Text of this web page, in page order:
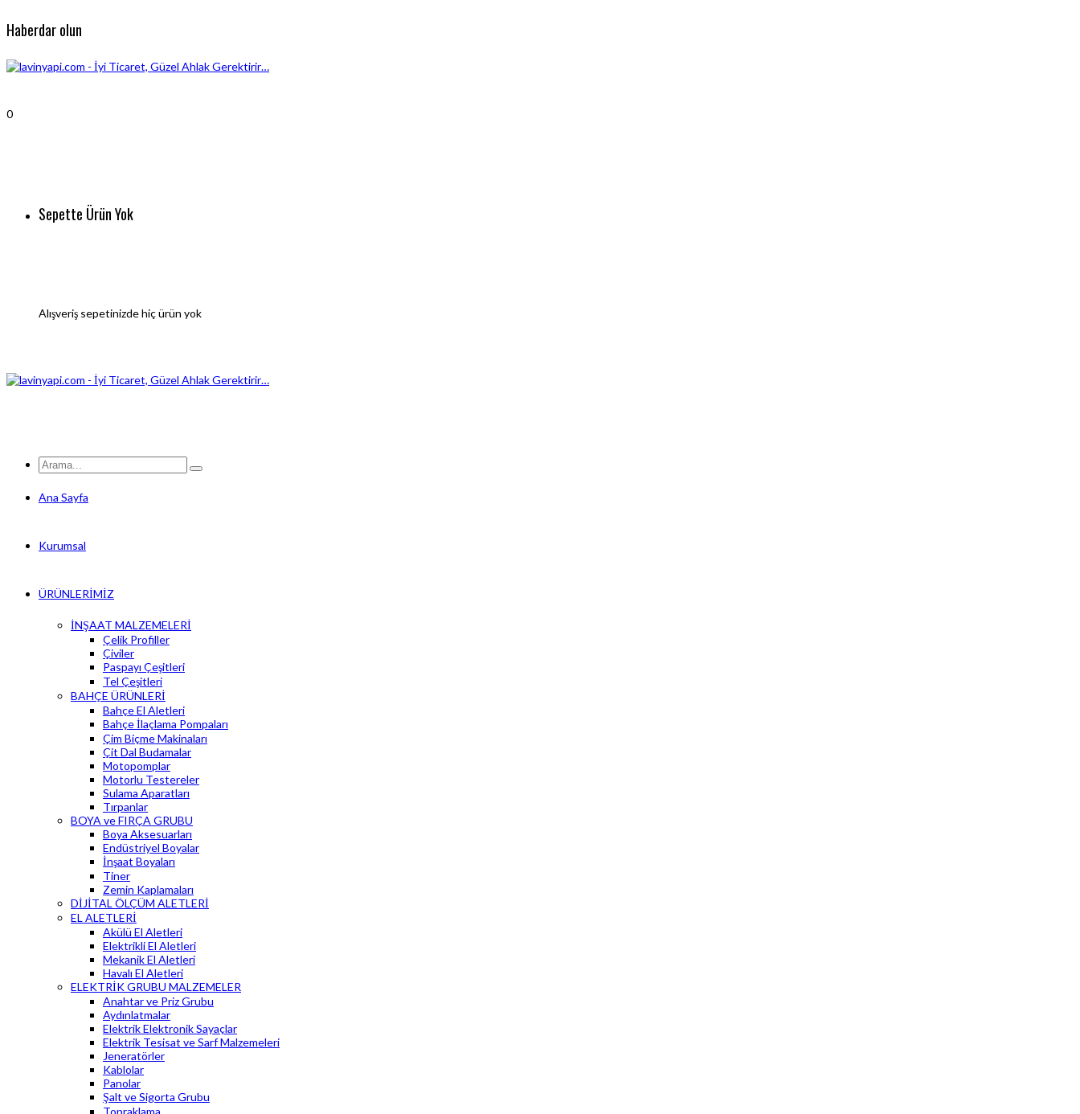
Haberdar olun
0
Sepette Ürün Yok
Alışveriş sepetinizde hiç ürün yok
Ana Sayfa
Kurumsal
ÜRÜNLERİMİZ
İNŞAAT MALZEMELERİ
Çelik Profiller
Çiviler
Paspayı Çeşitleri
Tel Çeşitleri
BAHÇE ÜRÜNLERİ
Bahçe El Aletleri
Bahçe İlaçlama Pompaları
Çim Biçme Makinaları
Çit Dal Budamalar
Motopomplar
Motorlu Testereler
Sulama Aparatları
Tırpanlar
BOYA ve FIRÇA GRUBU
Boya Aksesuarları
Endüstriyel Boyalar
İnşaat Boyaları
Tiner
Zemin Kaplamaları
DİJİTAL ÖLÇÜM ALETLERİ
EL ALETLERİ
Akülü El Aletleri
Elektrikli El Aletleri
Mekanik El Aletleri
Havalı El Aletleri
ELEKTRİK GRUBU MALZEMELER
Anahtar ve Priz Grubu
Aydınlatmalar
Elektrik Elektronik Sayaçlar
Elektrik Tesisat ve Sarf Malzemeleri
Jeneratörler
Kablolar
Panolar
Şalt ve Sigorta Grubu
Topraklama